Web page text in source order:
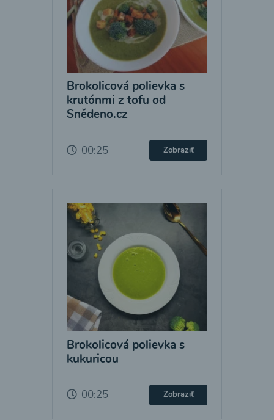
Brokolicová polievka s
krutónmi z tofu od
Snědeno.cz
00:25 Zobraziť
Brokolicová polievka s
kukuricou
00:25 Zobraziť